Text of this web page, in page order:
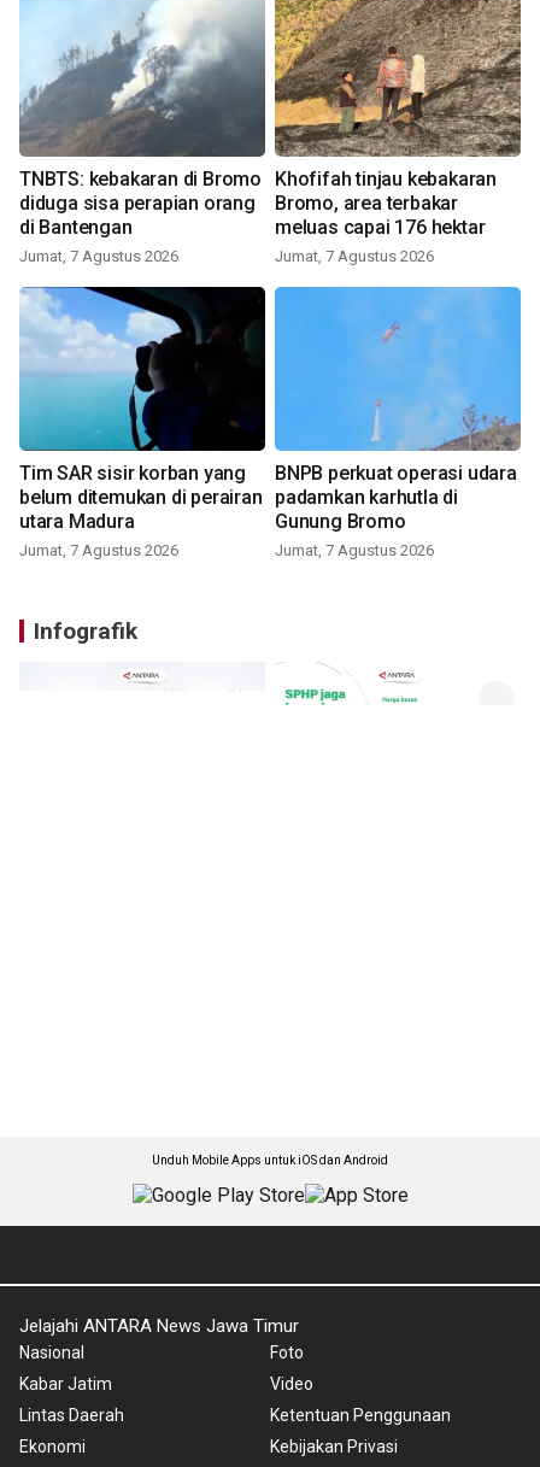
TNBTS: kebakaran di Bromo
diduga sisa perapian orang
di Bantengan
Jumat, 7 Agustus 2026
Khofifah tinjau kebakaran
Bromo, area terbakar
meluas capai 176 hektar
Jumat, 7 Agustus 2026
Tim SAR sisir korban yang
belum ditemukan di perairan
utara Madura
Jumat, 7 Agustus 2026
BNPB perkuat operasi udara
padamkan karhutla di
Gunung Bromo
Jumat, 7 Agustus 2026
Infografik
Unduh Mobile Apps untuk iOS dan Android
Jelajahi ANTARA News Jawa Timur
Nasional
Kabar Jatim
Lintas Daerah
Ekonomi
Foto
Video
Ketentuan Penggunaan
Kebijakan Privasi